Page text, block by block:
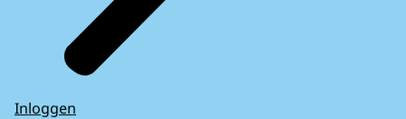
Inloggen